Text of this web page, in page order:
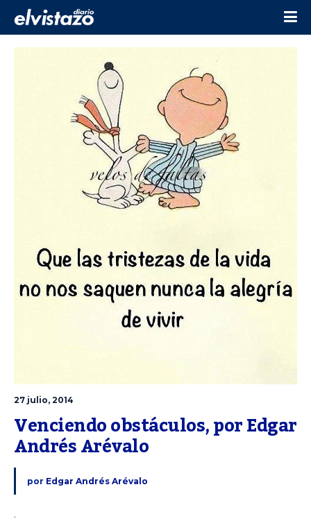
27 julio, 2014
Venciendo obstáculos, por Edgar
Andrés Arévalo
por Edgar Andrés Arévalo
.